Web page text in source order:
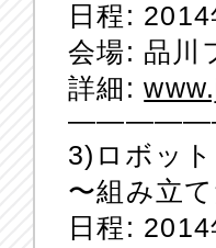
日程:
会場: 品川
詳細:
3)ロボッ
〜組み立
日程: